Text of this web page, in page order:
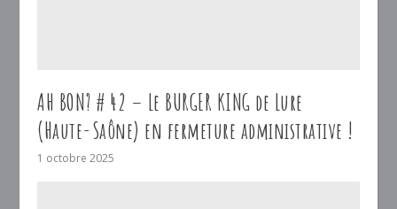
AH BON? # 42 – Le BURGER KING de Lure
(Haute-Saône) en fermeture administrative !
1 octobre 2025